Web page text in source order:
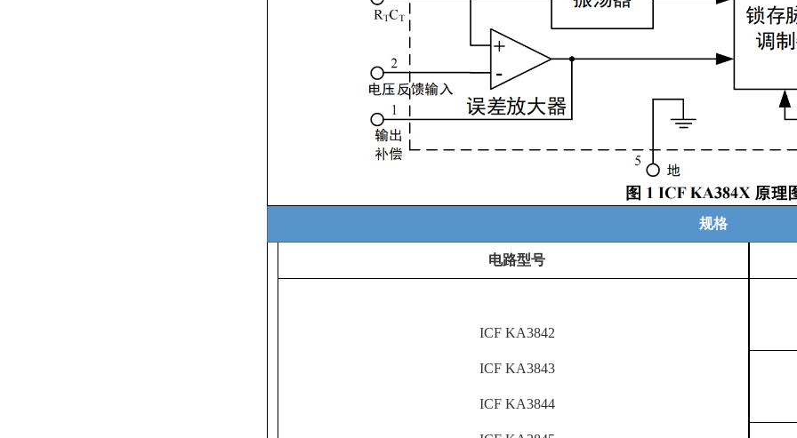
规格
电路型号
ICF KA3842
ICF KA3843
ICF KA3844